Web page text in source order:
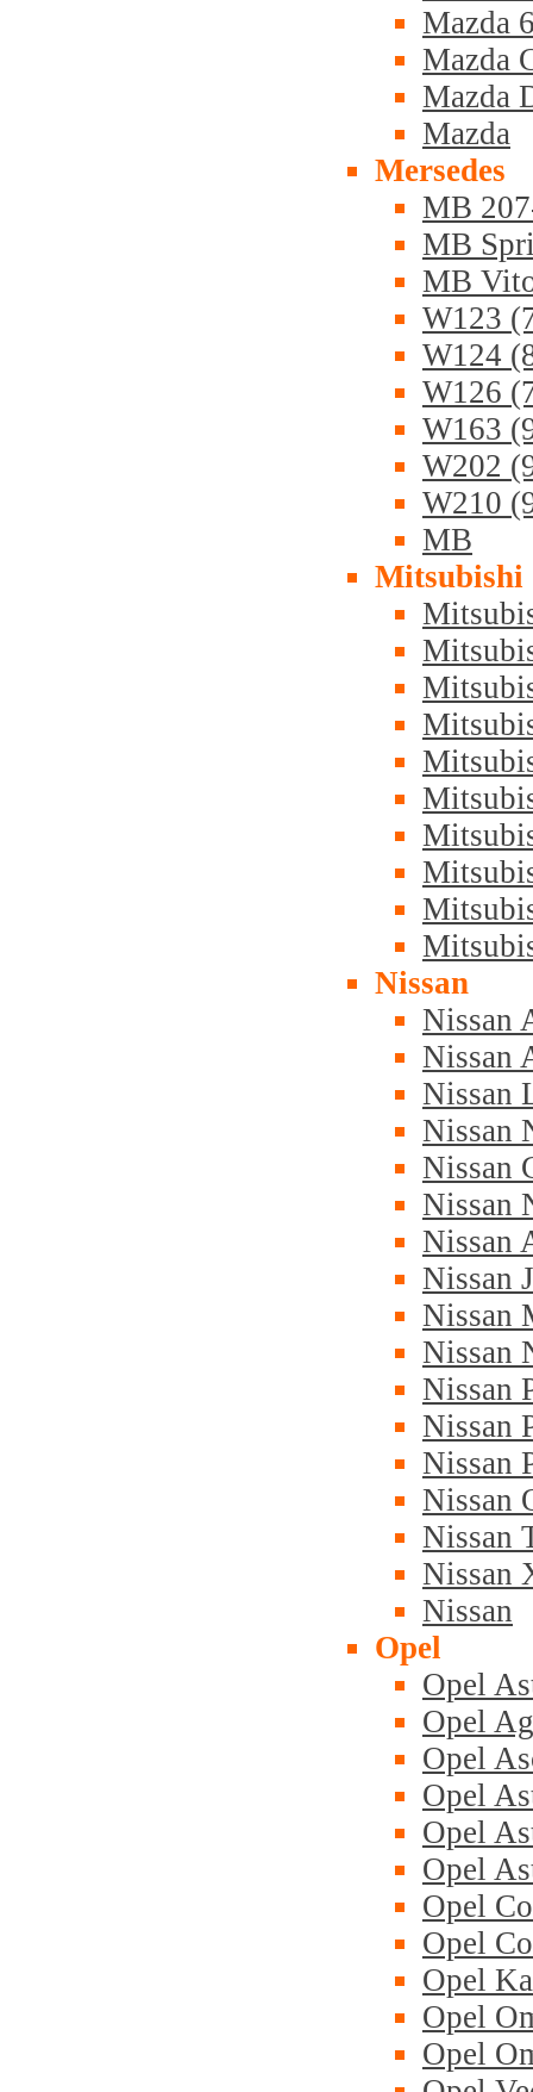
Mazda
Mazda
Mazda
Mazda
Mersedes
MB
MB
MB
W123
W124
W126
W163
W202
W210
MB
Mitsubishi
Nissan
Nissan
Nissan
Nissan
Nissan
Nissan
Nissan
Nissan
Nissan
Nissan
Nissan
Nissan
Nissan
Nissan
Nissan
Nissan
Nissan
Nissan
Opel
Opel
Opel
Opel
Opel
Opel
Opel
Opel
Opel
Opel
Opel
Opel